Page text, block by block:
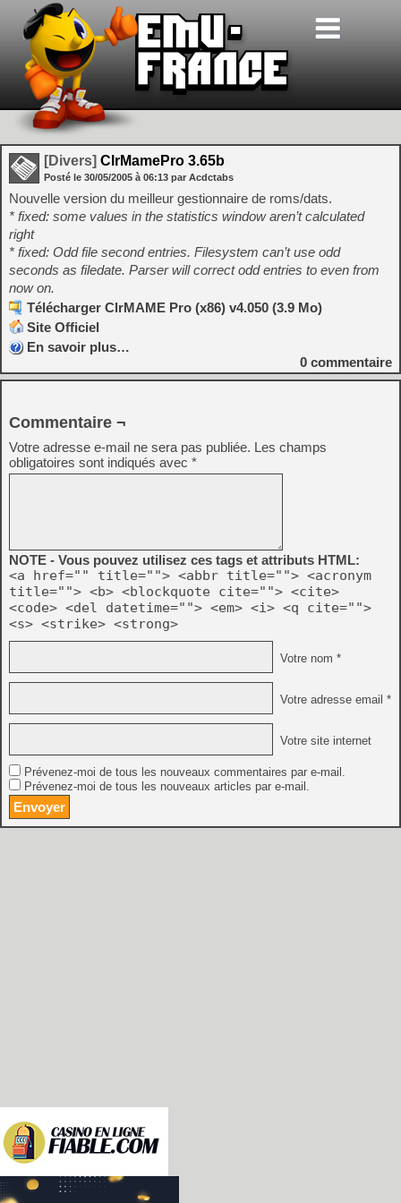
[Divers] ClrMamePro 3.65b
Posté le 30/05/2005 à 06:13 par Acdctabs
Nouvelle version du meilleur gestionnaire de roms/dats.
* fixed: some values in the statistics window aren’t calculated
right
* fixed: Odd file second entries. Filesystem can’t use odd
seconds as filedate. Parser will correct odd entries to even from
now on.
Télécharger ClrMAME Pro (x86) v4.050 (3.9 Mo)
Site Officiel
En savoir plus…
0 commentaire
Commentaire ¬
Votre adresse e-mail ne sera pas publiée. Les champs
obligatoires sont indiqués avec *
NOTE - Vous pouvez utilisez ces tags et attributs HTML:
<a href="" title=""> <abbr title=""> <acronym
title=""> <b> <blockquote cite=""> <cite>
<code> <del datetime=""> <em> <i> <q cite="">
<s> <strike> <strong>
Votre nom *
Votre adresse email *
Votre site internet
Prévenez-moi de tous les nouveaux commentaires par e-mail.
Prévenez-moi de tous les nouveaux articles par e-mail.